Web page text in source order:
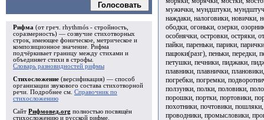
Голосовать
Рифма (от греч. rhythmós - стройность,
соразмерность) — созвучие стихотворных
строк, имеющее фоническое, метрическое и
композиционное значение. Рифма
подчёркивает границу между стихами и
объединяет стихи в строфы
Словарь разновидностей рифмы
Стихосложение (версификация) — способ
организации звукового состава стихотворной
речи. Подробнее см. Справочник по
стихосложению
Сайт Рифмовед.org полностью посвящён
стихосложению и русской рифме.
мужички, мундштуки,
наждаки, налоговики, новички,
ободки, огоньки, озерки,
особнячки, островки, остряки,
пайки, пареньки, парики,
пацюки(разг), пеньки, передки,
петушки, печники, пиджаки,
плавники, плавнички,
погребки, погремки,
ползунки, полки, половики,
порошки, портки, портовики,
похотники, почтовики,
проводники, промысловики,